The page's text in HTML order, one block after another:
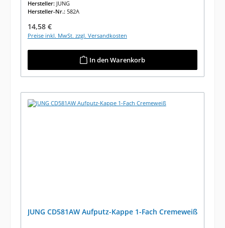
Hersteller: JUNG
Hersteller-Nr.: 582A
Regulärer Preis:
14,58 €
Preise inkl. MwSt. zzgl. Versandkosten
In den Warenkorb
JUNG CD581AW Aufputz-Kappe 1-Fach Cremeweiß